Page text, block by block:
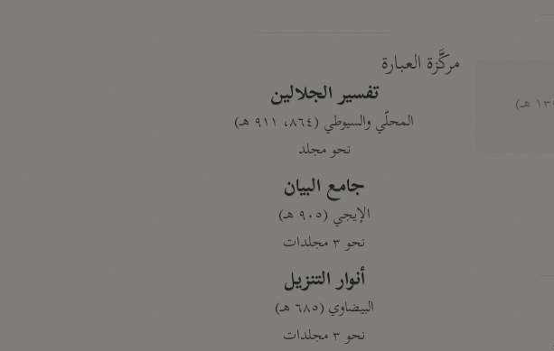
مركَّزة العبارة
تفسير الجلالين
المحلّي والسيوطي (٨٦٤، ٩١١ هـ)
نحو مجلد
جامع البيان
الإيجي (٩٠٥ هـ)
نحو ٣ مجلدات
أنوار التنزيل
البيضاوي (٦٨٥ هـ)
نحو ٣ مجلدات